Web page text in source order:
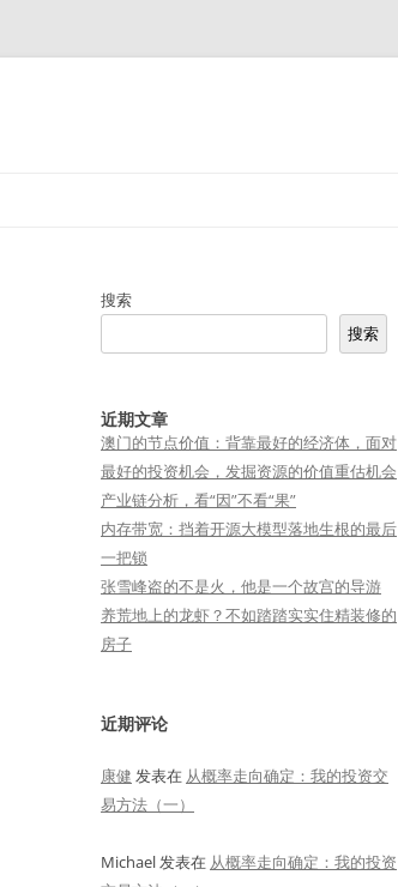
搜索
搜索
近期文章
澳门的节点价值：背靠最好的经济体，面对
最好的投资机会，发掘资源的价值重估机会
产业链分析，看“因”不看“果”
内存带宽：挡着开源大模型落地生根的最后
一把锁
张雪峰盗的不是火，他是一个故宫的导游
养荒地上的龙虾？不如踏踏实实住精装修的
房子
近期评论
康健 发表在 从概率走向确定：我的投资交
易方法（一）
Michael发表在 从概率走向确定：我的投资